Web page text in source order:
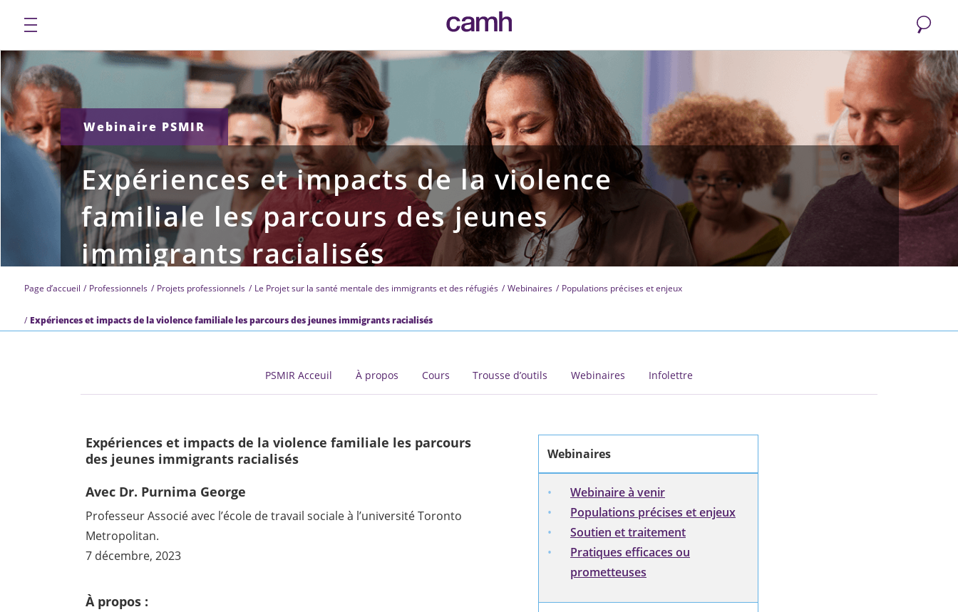
CAMH logo
Webinaire PSMIR
Expériences et impacts de la violence
familiale les parcours des jeunes
immigrants racialisés
Page d’accueil Professionnels Projets professionnels Le Projet sur la santé mentale des immigrants et des réfugiés Webinaires Populations précises et enjeux
Expériences et impacts de la violence familiale les parcours des jeunes immigrants racialisés
PSMIR Acceuil À propos Cours Trousse d’outils Webinaires Infolettre
Expériences et impacts de la violence familiale les parcours
des jeunes immigrants racialisés
Avec Dr. Purnima George
Professeur Associé avec l’école de travail sociale à l’université Toronto
Metropolitan.
7 décembre, 2023
À propos :
Webinaires
Webinaire à venir
Populations précises et enjeux
Soutien et traitement
Pratiques efficaces ou
prometteuses